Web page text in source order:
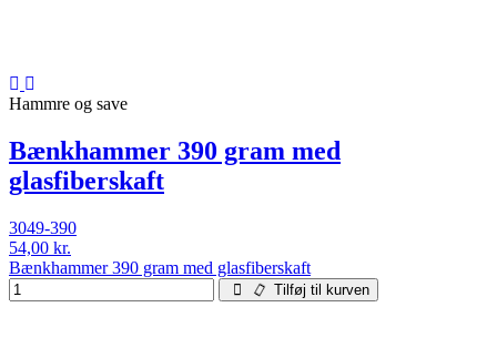
Hammre og save
Bænkhammer 390 gram med
glasfiberskaft
3049-390
54,00 kr.
Bænkhammer 390 gram med glasfiberskaft
Tilføj til kurven